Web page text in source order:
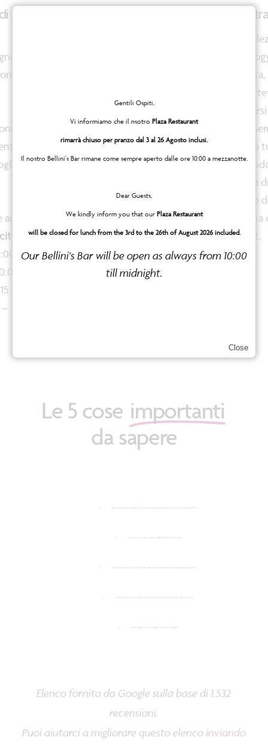
Palestra
Una
Inizia la
scheda
oppure
con
roulant.
–
–
–
Le 5 cose importanti
da sapere
Gli ospiti hanno adorato le stanze spaziose e pulite, tutte dotate di TV
A soli 10 minuti in auto dall’Arena di Verona
Gli ospiti hanno adorato la palestra e la piscina panoramica al coperto
Uno dei pochi hotel in zona con il servizio in camera 24 ore su 24
Uno dei pochi hotel in zona con la SPA
Elenco fornito da Google sulla base di 1.532
recensioni.
Puoi aiutarci a migliorare questo elencoinviando
Close
Gentili Ospiti,
Vi informiamo che il nsotro Plaza Restaurant
rimarrà chiuso per pranzo dal 3 al 26 Agosto inclusi.
Il nostro Bellini's Bar rimane come sempre aperto dalle ore 10:00 a mezzanotte.
Dear Guests,
We kindly inform you that our Plaza Restaurant
will be closed for lunch from the 3rd to the 26th of August 2026 included.
Our Bellini's Bar will be open as always from 10:00
till midnight.